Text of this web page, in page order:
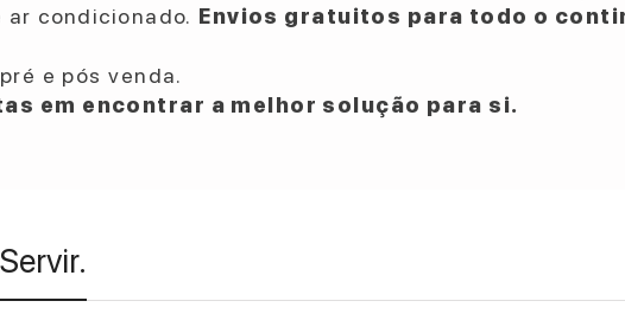
condicionado. Envios gratuitos para todo o
e pós venda.
em encontrar a melhor solução para si.